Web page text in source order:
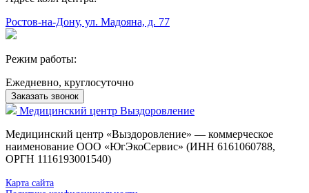
Ростов-на-Дону, ул. Мадояна, д. 77
Режим работы:
Ежедневно, круглосуточно
Заказать звонок
Медицинский центр Выздоровление
Медицинский центр «Выздоровление» — коммерческое
наименование ООО «ЮгЭкоСервис» (ИНН 6161060788,
ОРГН 1116193001540)
Карта сайта